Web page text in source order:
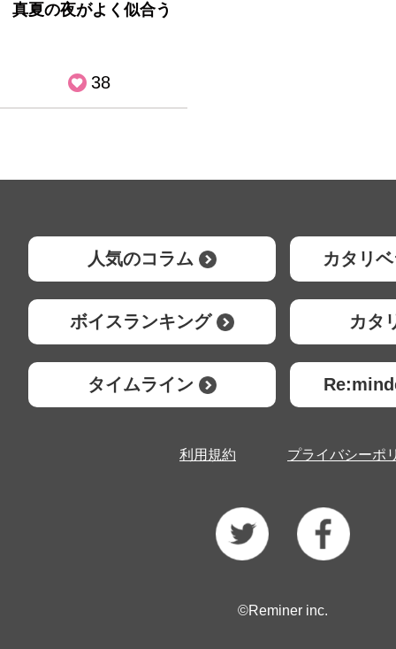
真夏の夜がよく似合う
38
人気のコラム カタリ
ボイスランキング カタ
タイムライン
利用規約 プライバシーポ
©Reminer inc.